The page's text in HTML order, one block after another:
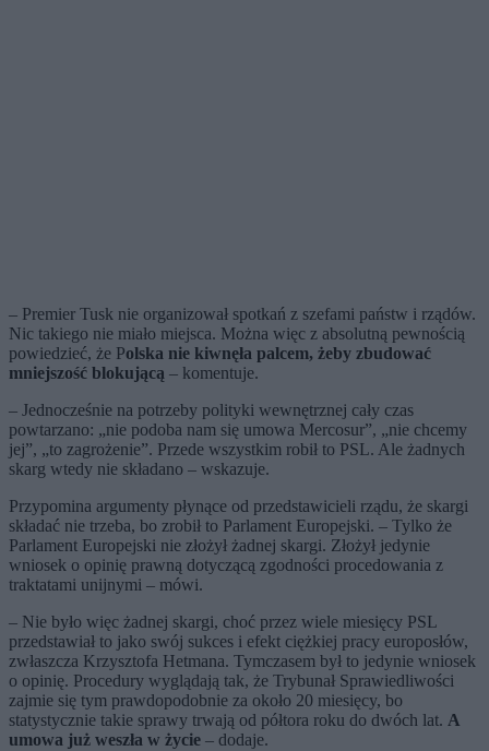
– Premier Tusk nie organizował spotkań z szefami państw i rządów.
Nic takiego nie miało miejsca. Można więc z absolutną pewnością
powiedzieć, że Polska nie kiwnęła palcem, żeby zbudować
mniejszość blokującą – komentuje.
– Jednocześnie na potrzeby polityki wewnętrznej cały czas
powtarzano: „nie podoba nam się umowa Mercosur”, „nie chcemy
jej”, „to zagrożenie”. Przede wszystkim robił to PSL. Ale żadnych
skarg wtedy nie składano – wskazuje.
Przypomina argumenty płynące od przedstawicieli rządu, że skargi
składać nie trzeba, bo zrobił to Parlament Europejski. – Tylko że
Parlament Europejski nie złożył żadnej skargi. Złożył jedynie
wniosek o opinię prawną dotyczącą zgodności procedowania z
traktatami unijnymi – mówi.
– Nie było więc żadnej skargi, choć przez wiele miesięcy PSL
przedstawiał to jako swój sukces i efekt ciężkiej pracy europosłów,
zwłaszcza Krzysztofa Hetmana. Tymczasem był to jedynie wniosek
o opinię. Procedury wyglądają tak, że Trybunał Sprawiedliwości
zajmie się tym prawdopodobnie za około 20 miesięcy, bo
statystycznie takie sprawy trwają od półtora roku do dwóch lat. A
umowa już weszła w życie – dodaje.